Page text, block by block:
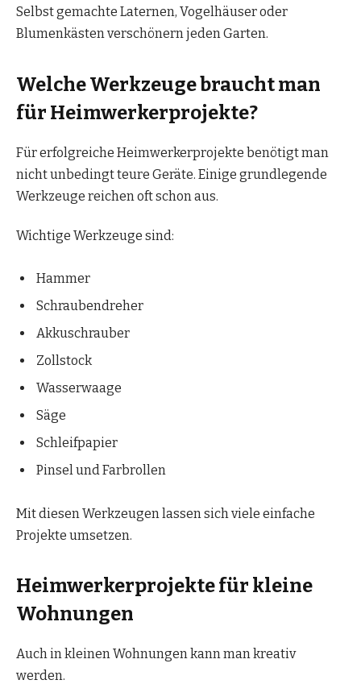
Selbst gemachte Laternen, Vogelhäuser oder
Blumenkästen verschönern jeden Garten.
Welche Werkzeuge braucht man
für Heimwerkerprojekte?
Für erfolgreiche Heimwerkerprojekte benötigt man
nicht unbedingt teure Geräte. Einige grundlegende
Werkzeuge reichen oft schon aus.
Wichtige Werkzeuge sind:
Hammer
Schraubendreher
Akkuschrauber
Zollstock
Wasserwaage
Säge
Schleifpapier
Pinsel und Farbrollen
Mit diesen Werkzeugen lassen sich viele einfache
Projekte umsetzen.
Heimwerkerprojekte für kleine
Wohnungen
Auch in kleinen Wohnungen kann man kreativ
werden.